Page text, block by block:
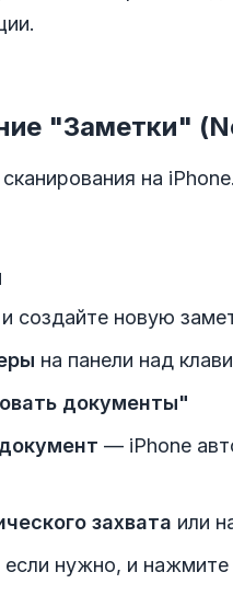
"Заметки"
на
и создайте новую
на панели над
документы"
— iPhone
захвата или
если нужно, и